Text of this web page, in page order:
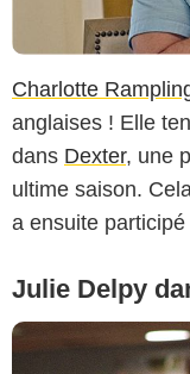
Charlotte
anglaises ! Elle
dans Dexter, une
ultime saison.
a ensuite
Julie Delpy